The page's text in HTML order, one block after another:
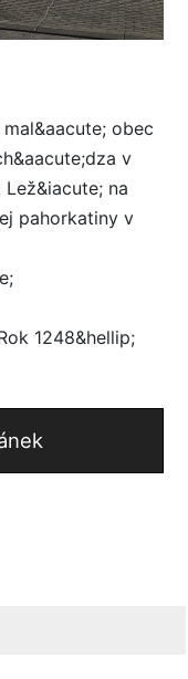
mal&aacute; obec
v
na
pahorkatiny v
1248&hellip;